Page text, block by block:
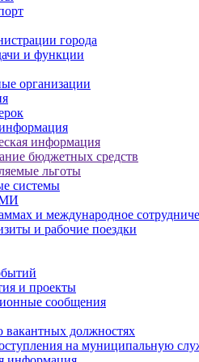
города
и функции
организации
информация
бюджетных средств
льготы
системы
и международное
и рабочие поездки
и проекты
сообщения
вакантных должностях
на муниципальную